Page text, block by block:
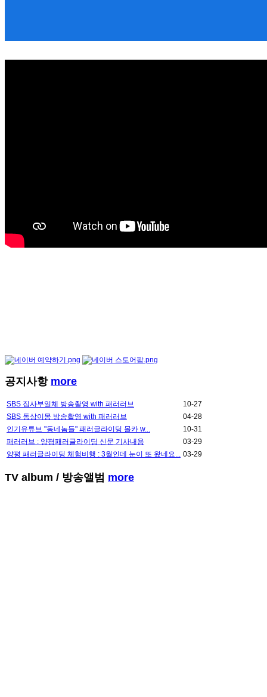
공지사항 more
SBS 집사부일체 방송촬영 with 패러러브
10-27
SBS 동상이몽 방송촬영 with 패러러브
04-28
인기유튜브 "동네놈들" 패러글라이딩 몰카 w...
10-31
패러러브 : 양평패러글라이딩 신문 기사내용
03-29
양평 패러글라이딩 체험비행 : 3월인데 눈이 또 왔네요... 03-29
TV album / 방송앨범 more